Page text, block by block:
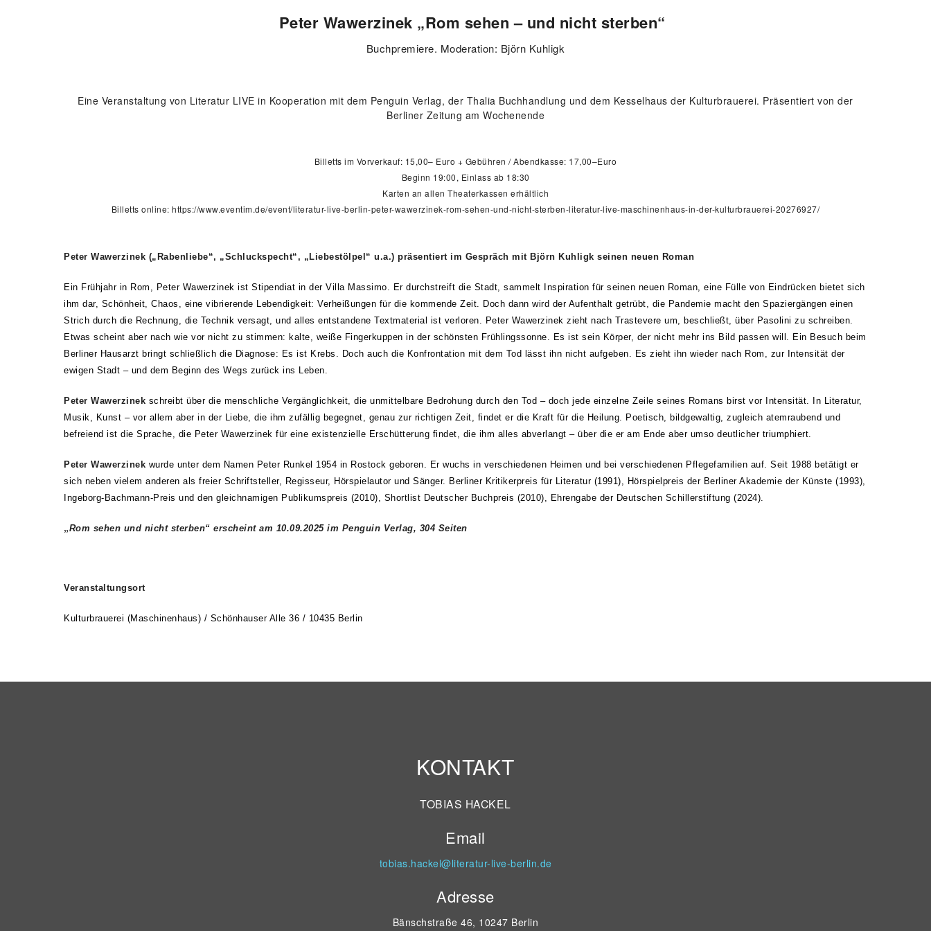
Peter Wawerzinek „Rom sehen – und nicht sterben“
Buchpremiere. Moderation: Björn Kuhligk
Eine Veranstaltung von Literatur LIVE in Kooperation mit dem Penguin Verlag, der Thalia Buchhandlung und dem Kesselhaus der Kulturbrauerei. Präsentiert von der
Berliner Zeitung am Wochenende
Billetts im Vorverkauf: 15,00– Euro + Gebühren / Abendkasse: 17,00–Euro
Beginn 19:00, Einlass ab 18:30
Karten an allen Theaterkassen erhältlich
Billetts online:https://www.eventim.de/event/literatur-live-berlin-peter-wawerzinek-rom-sehen-und-nicht-sterben-literatur-live-maschinenhaus-in-der-kulturbrauerei-20276927/
Peter Wawerzinek („Rabenliebe“, „Schluckspecht“, „Liebestölpel“ u.a.) präsentiert im Gespräch mit Björn Kuhligk seinen neuen Roman
Ein Frühjahr in Rom, Peter Wawerzinek ist Stipendiat in der Villa Massimo. Er durchstreift die Stadt, sammelt Inspiration für seinen neuen Roman, eine Fülle von Eindrücken bietet sich
ihm dar, Schönheit, Chaos, eine vibrierende Lebendigkeit: Verheißungen für die kommende Zeit. Doch dann wird der Aufenthalt getrübt, die Pandemie macht den Spaziergängen einen
Strich durch die Rechnung, die Technik versagt, und alles entstandene Textmaterial ist verloren. Peter Wawerzinek zieht nach Trastevere um, beschließt, über Pasolini zu schreiben.
Etwas scheint aber nach wie vor nicht zu stimmen: kalte, weiße Fingerkuppen in der schönsten Frühlingssonne. Es ist sein Körper, der nicht mehr ins Bild passen will. Ein Besuch beim
Berliner Hausarzt bringt schließlich die Diagnose: Es ist Krebs. Doch auch die Konfrontation mit dem Tod lässt ihn nicht aufgeben. Es zieht ihn wieder nach Rom, zur Intensität der
ewigen Stadt – und dem Beginn des Wegs zurück ins Leben.
Peter Wawerzinek schreibt über die menschliche Vergänglichkeit, die unmittelbare Bedrohung durch den Tod – doch jede einzelne Zeile seines Romans birst vor Intensität. In Literatur,
Musik, Kunst – vor allem aber in der Liebe, die ihm zufällig begegnet, genau zur richtigen Zeit, findet er die Kraft für die Heilung. Poetisch, bildgewaltig, zugleich atemraubend und
befreiend ist die Sprache, die Peter Wawerzinek für eine existenzielle Erschütterung findet, die ihm alles abverlangt – über die er am Ende aber umso deutlicher triumphiert.
Peter Wawerzinek wurde unter dem Namen Peter Runkel 1954 in Rostock geboren. Er wuchs in verschiedenen Heimen und bei verschiedenen Pflegefamilien auf. Seit 1988 betätigt er
sich neben vielem anderen als freier Schriftsteller, Regisseur, Hörspielautor und Sänger. Berliner Kritikerpreis für Literatur (1991), Hörspielpreis der Berliner Akademie der Künste (1993),
Ingeborg-Bachmann-Preis und den gleichnamigen Publikumspreis (2010), Shortlist Deutscher Buchpreis (2010), Ehrengabe der Deutschen Schillerstiftung (2024).
„Rom sehen und nicht sterben“ erscheint am 10.09.2025 im Penguin Verlag, 304 Seiten
Veranstaltungsort
Kulturbrauerei (Maschinenhaus) / Schönhauser Alle 36 / 10435 Berlin
KONTAKT
TOBIAS HACKEL
Email
tobias.hackel@literatur-live-berlin.de
Adresse
Bänschstraße 46, 10247 Berlin